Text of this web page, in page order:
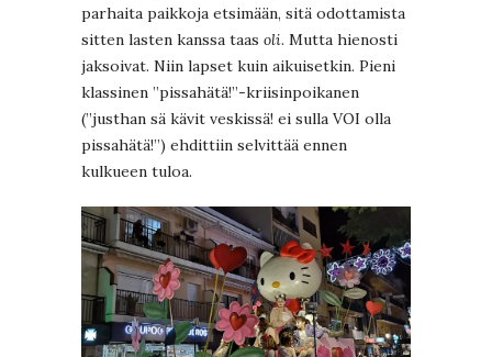
parhaita paikkoja etsimään, sitä odottamista
sitten lasten kanssa taas oli. Mutta hienosti
jaksoivat. Niin lapset kuin aikuisetkin. Pieni
klassinen ”pissahätä!”-kriisinpoikanen
(”justhan sä kävit veskissä! ei sulla VOI olla
pissahätä!”) ehdittiin selvittää ennen
kulkueen tuloa.